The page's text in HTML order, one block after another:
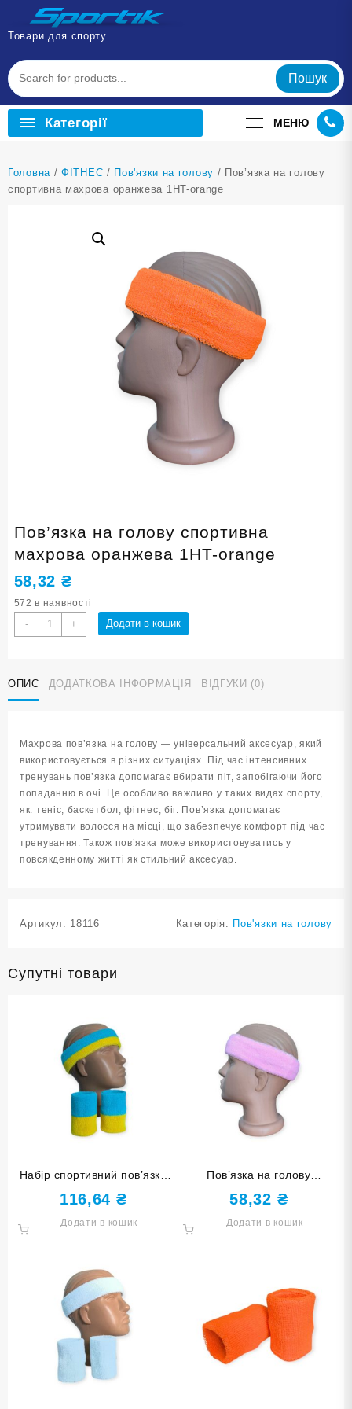
Перейти
вмісту
Товари для спорту
Пошук
Категорії МЕНЮ
Головна /ФІТНЕС / Пов'язки на голову / Пов’язка на голову
спортивна махрова оранжева 1HT-orange
Пов’язка на голову спортивна
махрова оранжева 1HT-orange
58,32 ₴
572 в наявності
-
Пов'язка
на
махрова
оранжева
кількість
+ Додати в кошик
ОПИС ДОДАТКОВА ІНФОРМАЦІЯ ВІДГУКИ (0)
Махрова пов’язка на голову — універсальний аксесуар, який
використовується в різних ситуаціях. Під час інтенсивних
тренувань пов’язка допомагає вбирати піт, запобігаючи його
попаданню в очі. Це особливо важливо у таких видах спорту,
як: теніс, баскетбол, фітнес, біг. Пов’язка допомагає
утримувати волосся на місці, що забезпечує комфорт під час
тренування. Також пов’язка може використовуватись у
повсякденному житті як стильний аксесуар.
Артикул: 18116 Категорія: Пов'язки на голову
Супутні товари
Набір спортивний пов’язка
на голову та напульсники
жовто-блакитний 3HTW-
azure-yellow
116,64 ₴
Додати в кошик
Пов’язка на голову
спортивна махрова рожева
1HT-pink
58,32 ₴
Додати в кошик